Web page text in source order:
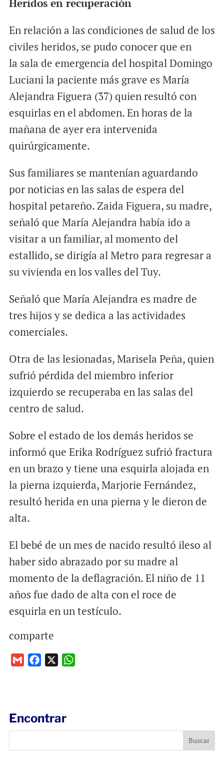
Heridos en recuperación
En relación a las condiciones de salud de los
civiles heridos, se pudo conocer que en
la sala de emergencia del hospital Domingo
Luciani la paciente más grave es María
Alejandra Figuera (37) quien resultó con
esquirlas en el abdomen. En horas de la
mañana de ayer era intervenida
quirúrgicamente.
Sus familiares se mantenían aguardando
por noticias en las salas de espera del
hospital petareño. Zaida Figuera, su madre,
señaló que María Alejandra había ido a
visitar a un familiar, al momento del
estallido, se dirigía al Metro para regresar a
su vivienda en los valles del Tuy.
Señaló que María Alejandra es madre de
tres hijos y se dedica a las actividades
comerciales.
Otra de las lesionadas, Marisela Peña, quien
sufrió pérdida del miembro inferior
izquierdo se recuperaba en las salas del
centro de salud.
Sobre el estado de los demás heridos se
informó que Erika Rodríguez sufrió fractura
en un brazo y tiene una esquirla alojada en
la pierna izquierda, Marjorie Fernández,
resultó herida en una pierna y le dieron de
alta.
El bebé de un mes de nacido resultó ileso al
haber sido abrazado por su madre al
momento de la deflagración. El niño de 11
años fue dado de alta con el roce de
esquirla en un testículo.
comparte
o
k
p
Encontrar